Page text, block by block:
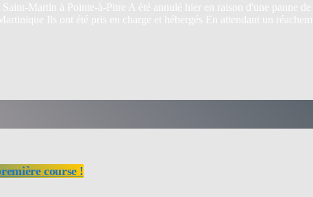
Martin à Pointe-à-Pitre A été annulé hier en raison d'une panne
Ils ont été pris en charge et hébergés En attendant un
course !